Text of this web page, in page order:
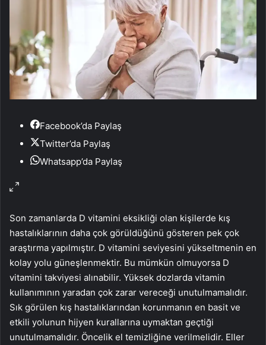
Facebook’da Paylaş
Twitter’da Paylaş
Whatsapp’da Paylaş
Son zamanlarda D vitamini eksikliği olan kişilerde kış
hastalıklarının daha çok görüldüğünü gösteren pek çok
araştırma yapılmıştır. D vitamini seviyesini yükseltmenin en
kolay yolu güneşlenmektir. Bu mümkün olmuyorsa D
vitamini takviyesi alınabilir. Yüksek dozlarda vitamin
kullanımının yaradan çok zarar vereceği unutulmamalıdır.
Sık görülen kış hastalıklarından korunmanın en basit ve
etkili yolunun hijyen kurallarına uymaktan geçtiği
unutulmamalıdır. Öncelik el temizliğine verilmelidir. Eller